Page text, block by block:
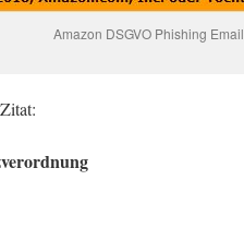
Amazon DSGVO Phishing Email